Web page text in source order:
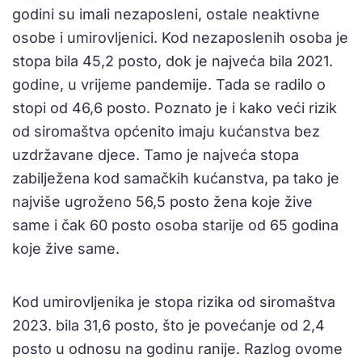
godini su imali nezaposleni, ostale neaktivne
osobe i umirovljenici. Kod nezaposlenih osoba je
stopa bila 45,2 posto, dok je najveća bila 2021.
godine, u vrijeme pandemije. Tada se radilo o
stopi od 46,6 posto. Poznato je i kako veći rizik
od siromaštva općenito imaju kućanstva bez
uzdržavane djece. Tamo je najveća stopa
zabilježena kod samačkih kućanstva, pa tako je
najviše ugroženo 56,5 posto žena koje žive
same i čak 60 posto osoba starije od 65 godina
koje žive same.
Kod umirovljenika je stopa rizika od siromaštva
2023. bila 31,6 posto, što je povećanje od 2,4
posto u odnosu na godinu ranije. Razlog ovome